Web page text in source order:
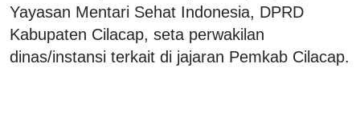
Yayasan Mentari Sehat Indonesia, DPRD
Kabupaten Cilacap, seta perwakilan
dinas/instansi terkait di jajaran Pemkab Cilacap.